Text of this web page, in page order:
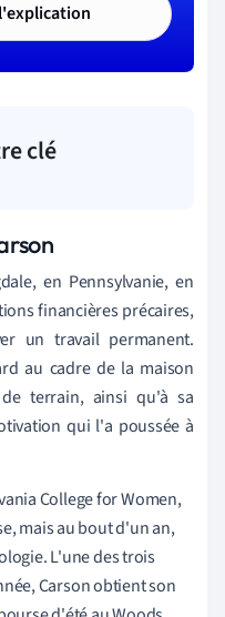
clé
en Pennsylvanie, en
financières précaires,
un travail permanent.
au cadre de la maison
terrain, ainsi qu'à sa
qui l'a poussée à
College for Women,
mais au bout d'un an,
L'une des trois
Carson obtient son